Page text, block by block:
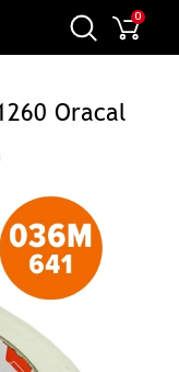
0
Oracal